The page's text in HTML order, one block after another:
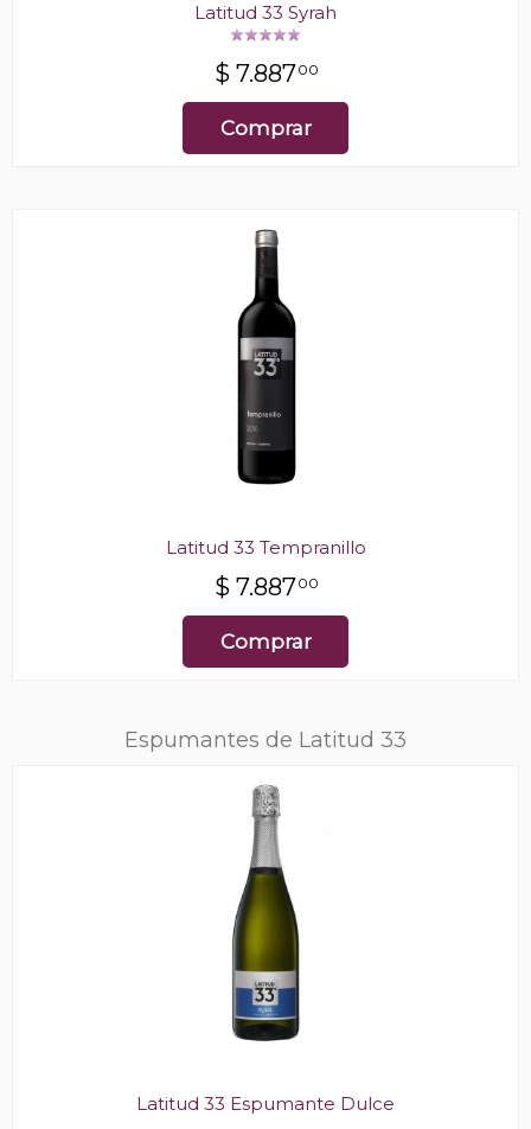
Latitud 33 Syrah
$ 7.88700
Comprar
Latitud 33 Tempranillo
$ 7.88700
Comprar
Espumantes de Latitud 33
Latitud 33 Espumante Dulce